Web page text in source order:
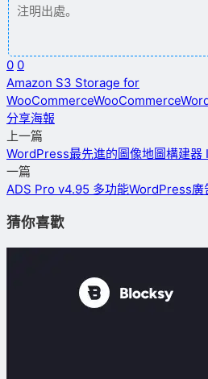
注明出處。
0 0
Amazon S3 Storage for
WooCommerceWooCommerce
分享海報
上一篇
WordPress最先進的圖像地圖構建
一篇
ADS Pro v4.95 多功能WordPress廣
猜你喜歡